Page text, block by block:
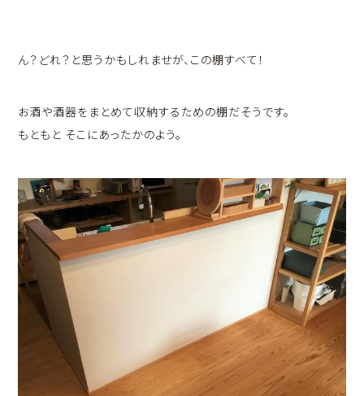
ん？どれ？と思うかもしれませが、この棚すべて！
お酒や酒器をまとめて収納するための棚だそうです。
もともと そこにあったかのよう。